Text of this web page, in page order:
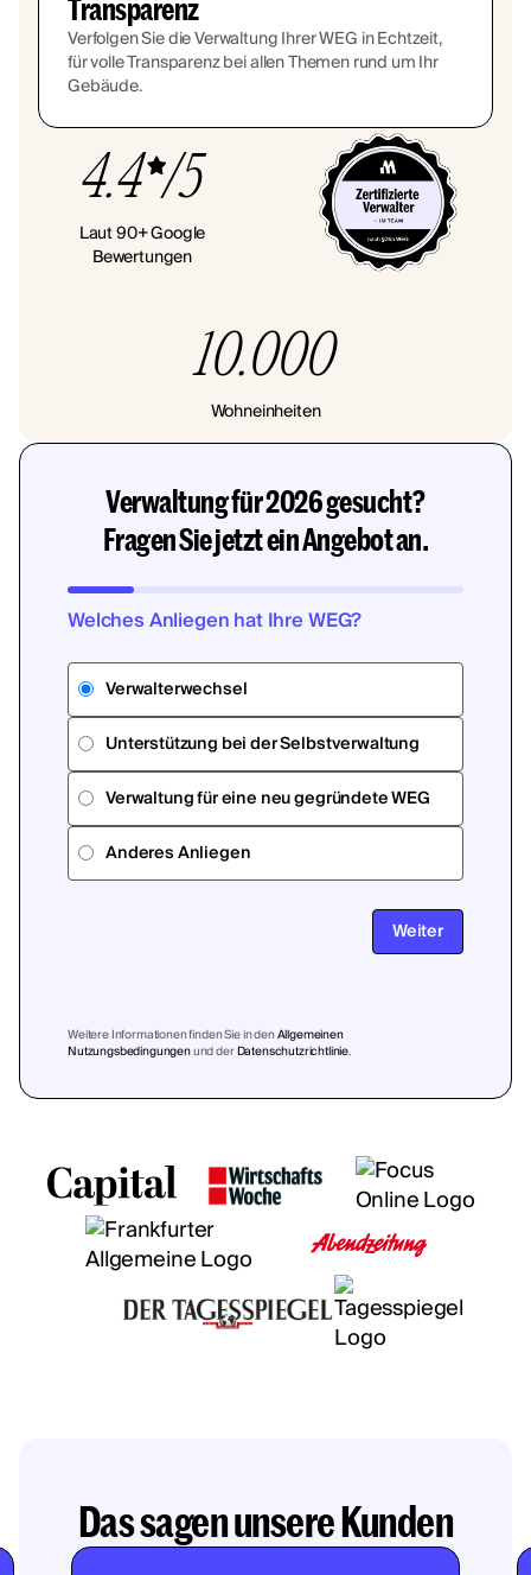
Transparenz
Verfolgen Sie die Verwaltung Ihrer WEG in Echtzeit,
für volle Transparenz bei allen Themen rund um Ihr
Gebäude.
4.4 /5
Laut 90+ Google
Bewertungen
10.000
Wohneinheiten
Verwaltung für 2026 gesucht?
Fragen Sie jetzt ein Angebot an.
Welches Anliegen hat Ihre WEG?
Verwalterwechsel
Unterstützung bei der Selbstverwaltung
Verwaltung für eine neu gegründete WEG
Anderes Anliegen
Weiter
Weitere Informationen finden Sie in denAllgemeinen
Nutzungsbedingungenund derDatenschutzrichtlinie.
Das sagen unsere Kunden